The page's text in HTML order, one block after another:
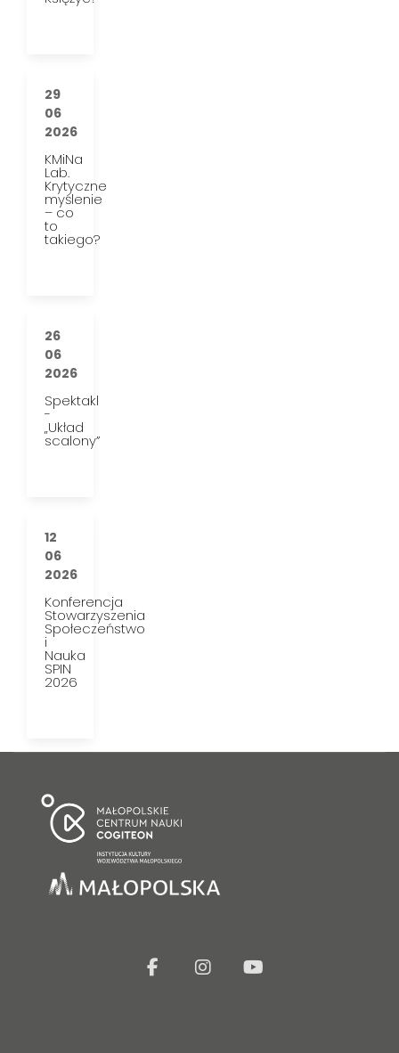
29
06
2026
KMiNa
Lab.
Krytyczne
myślenie
– co
to
takiego?
26
06
2026
Spektakl
-
„Układ
scalony”
12
06
2026
Konferencja
Stowarzyszenia
Społeczeństwo
i
Nauka
SPIN
2026